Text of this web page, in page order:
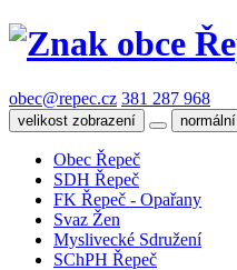
obec@repec.cz 381 287 968
velikost zobrazení normální
Obec Řepeč
SDH Řepeč
FK Řepeč - Opařany
Svaz Žen
Myslivecké Sdružení
SChPH Řepeč